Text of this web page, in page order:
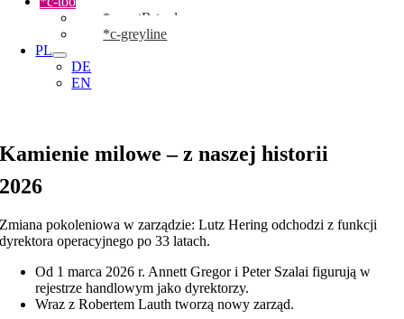
*cmartR-tool
*c-greyline
PL
DE
EN
Kamienie milowe – z naszej historii
2026
Zmiana pokoleniowa w zarządzie: Lutz Hering odchodzi z funkcji
dyrektora operacyjnego po 33 latach.
Od 1 marca 2026 r. Annett Gregor i Peter Szalai figurują w
rejestrze handlowym jako dyrektorzy.
Wraz z Robertem Lauth tworzą nowy zarząd.